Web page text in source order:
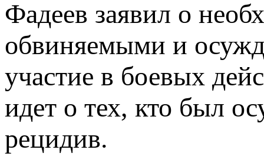
Фадеев заявил о
обвиняемыми и
участие в боевых
идет о тех, кто был
рецидив.